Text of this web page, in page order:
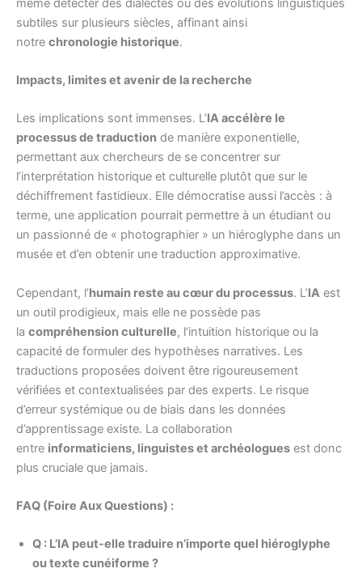
même détecter des dialectes ou des évolutions linguistiques
subtiles sur plusieurs siècles, affinant ainsi
notre chronologie historique.
Impacts, limites et avenir de la recherche
Les implications sont immenses. L’IA accélère le
processus de traduction de manière exponentielle,
permettant aux chercheurs de se concentrer sur
l’interprétation historique et culturelle plutôt que sur le
déchiffrement fastidieux. Elle démocratise aussi l’accès : à
terme, une application pourrait permettre à un étudiant ou
un passionné de « photographier » un hiéroglyphe dans un
musée et d’en obtenir une traduction approximative.
Cependant, l’humain reste au cœur du processus. L’IA est
un outil prodigieux, mais elle ne possède pas
la compréhension culturelle, l’intuition historique ou la
capacité de formuler des hypothèses narratives. Les
traductions proposées doivent être rigoureusement
vérifiées et contextualisées par des experts. Le risque
d’erreur systémique ou de biais dans les données
d’apprentissage existe. La collaboration
entre informaticiens, linguistes et archéologues est donc
plus cruciale que jamais.
FAQ (Foire Aux Questions) :
Q : L’IA peut-elle traduire n’importe quel hiéroglyphe
ou texte cunéiforme ?